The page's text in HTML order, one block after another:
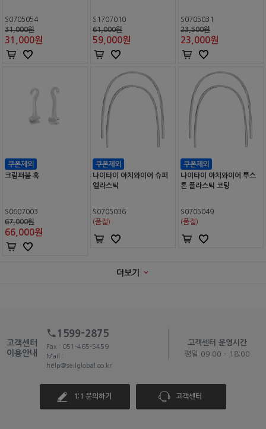
S0705054
31,000원
31,000원
S1707010
61,000원
59,000원
S0705031
23,500원
23,000원
크림퍼블 훅
S0607003
67,000원
66,000원
나이타이 아치와이어 슈퍼
엘라스틱
S0705036
(품절)
나이타이 아치와이어 투스
톤 플라스틱 코팅
S0705049
(품절)
더보기
고객센터
이용안내
1599-2875
Fax : 051-465-5459
Mail :
help@seilglobal.co.kr
고객센터 운영시간
평일 09:00 - 18:00
1:1 문의하기 고객센터